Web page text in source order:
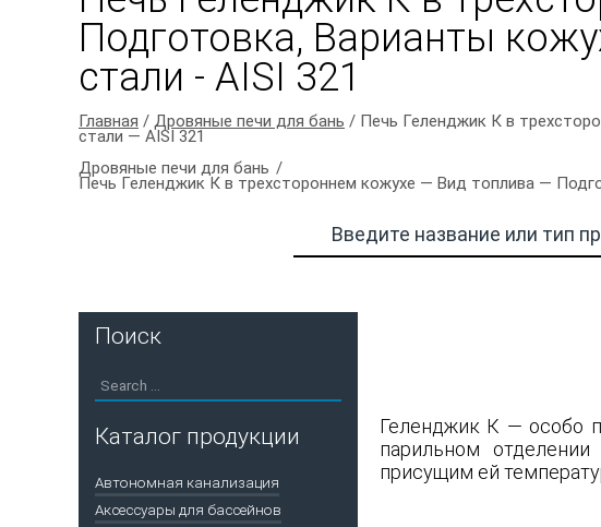
Подготовка, Варианты
стали - AISI 321
Главная / Дровяные печи для бань / Печь Геленджик К в
стали — AISI 321
Дровяные печи для бань
Печь Геленджик К в трехстороннем кожухе — Вид топлива —
Геленджик К — особо
парильном
присущим ей
Поиск
Каталог продукции
Автономная канализация
Аксессуары для бассейнов